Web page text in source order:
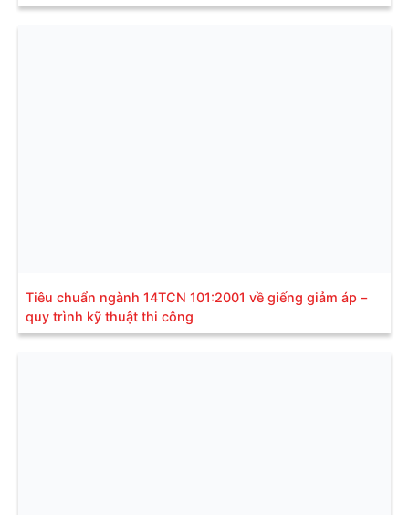
Tiêu chuẩn ngành 14TCN 101:2001 về giếng giảm áp –
quy trình kỹ thuật thi công